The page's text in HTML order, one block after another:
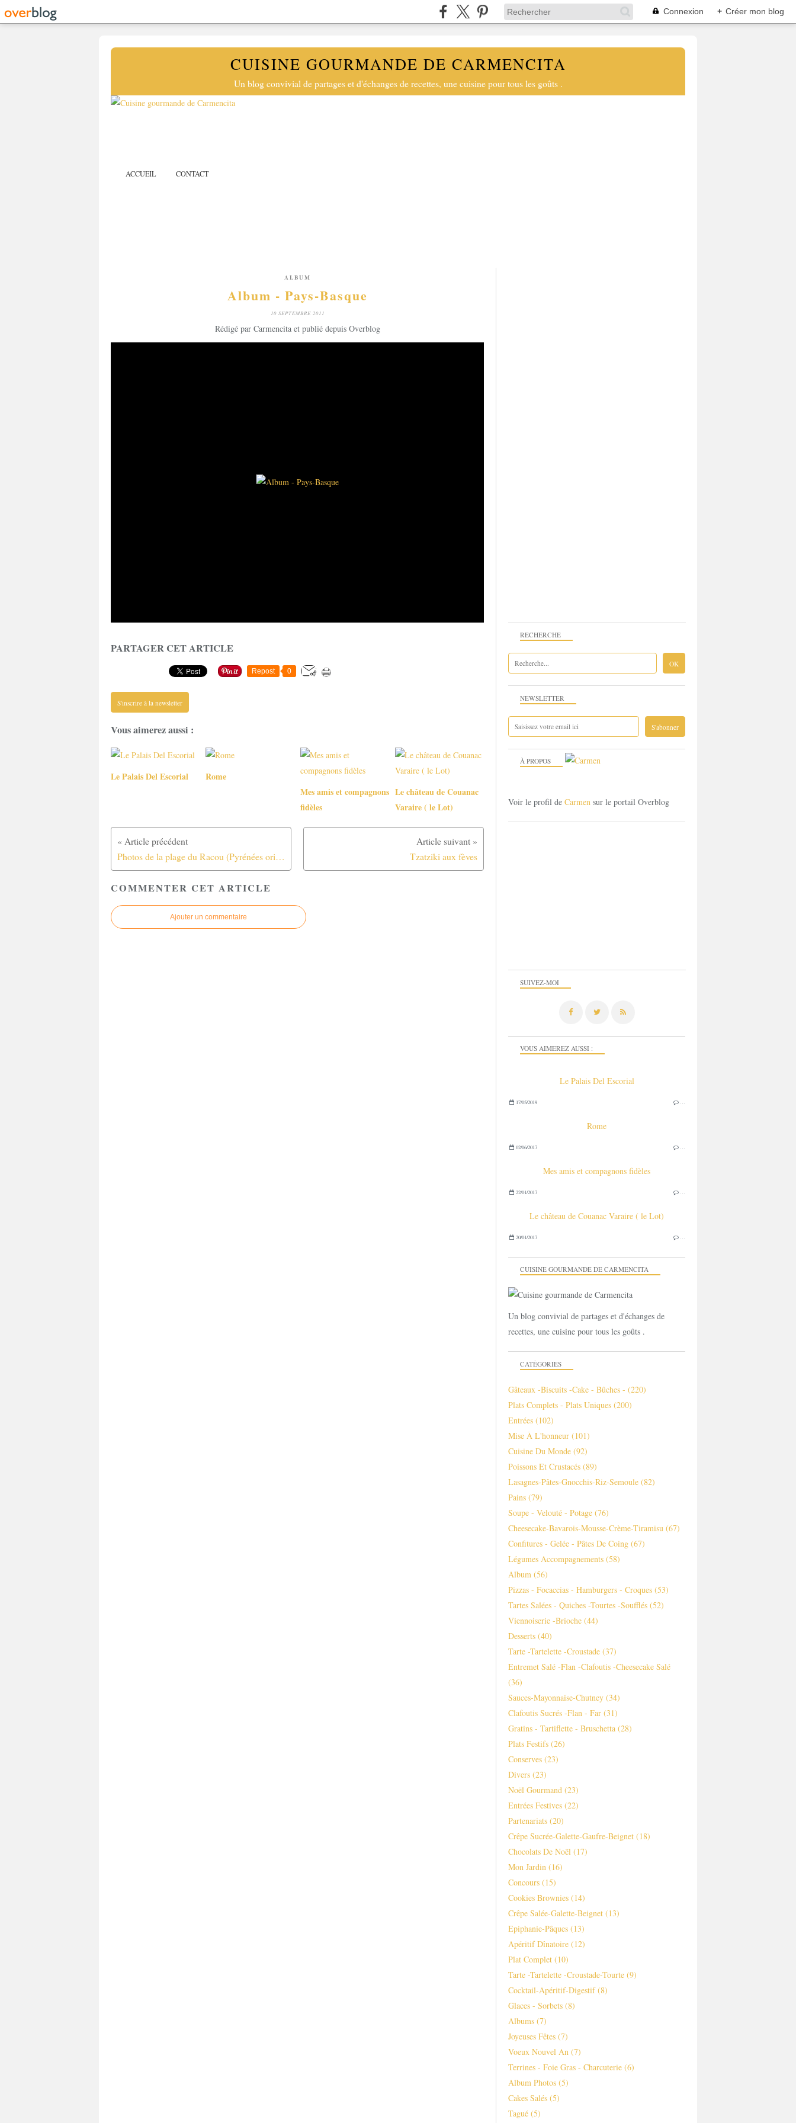
Connexion + Créer mon blog
CUISINE GOURMANDE DE CARMENCITA
Un blog convivial de partages et d'échanges de recettes, une cuisine pour tous les goûts .
ACCUEIL CONTACT
ALBUM
Album - Pays-Basque
10 SEPTEMBRE 2011
Rédigé par Carmencita et publié depuis Overblog
PARTAGER CET ARTICLE
Repost 0
S'inscrire à la newsletter
Vous aimerez aussi :
Le Palais Del Escorial
Rome
Mes amis et compagnons
fidèles
Le château de Couanac
Varaire ( le Lot)
Photos de la plage du Racou (Pyrénées orientales) Tzatziki aux fèves
COMMENTER CET ARTICLE
Ajouter un commentaire
NEWSLETTER
SUIVEZ-MOI
RECHERCHE
CUISINE GOURMANDE DE CARMENCITA
Un blog convivial de partages et d'échanges de
recettes, une cuisine pour tous les goûts .
À PROPOS
Voir le profil de Carmen sur le portail Overblog
VOUS AIMEREZ AUSSI :
Le Palais Del Escorial
17/05/2019
Rome
02/06/2017
Mes amis et compagnons fidèles
22/01/2017
Le château de Couanac Varaire ( le Lot)
20/01/2017
CATÉGORIES
Gâteaux -biscuits -cake - Bûches - (220)
Plats Complets - Plats Uniques (200)
Entrées (102)
Mise À L'honneur (101)
Cuisine Du Monde (92)
Poissons Et Crustacés (89)
Lasagnes-Pâtes-Gnocchis-Riz-Semoule (82)
Pains (79)
Soupe - Velouté - Potage (76)
Cheesecake-Bavarois-Mousse-Crème-Tiramisu (67)
Confitures - Gelée - Pâtes De Coing (67)
Légumes Accompagnements (58)
Album (56)
Pizzas - Focaccias - Hamburgers - Croques (53)
Tartes Salées - Quiches -tourtes -soufflés (52)
Viennoiserie -brioche (44)
Desserts (40)
Tarte -tartelette -croustade (37)
Entremet Salé -flan -clafoutis -cheesecake Salé
(36)
Sauces-Mayonnaise-Chutney (34)
Clafoutis Sucrés -flan - Far (31)
Gratins - Tartiflette - Bruschetta (28)
Plats Festifs (26)
Conserves (23)
Divers (23)
Noël Gourmand (23)
Entrées Festives (22)
Partenariats (20)
Crêpe Sucrée-Galette-Gaufre-Beignet (18)
Chocolats De Noël (17)
Mon Jardin (16)
Concours (15)
Cookies Brownies (14)
Crêpe Salée-Galette-Beignet (13)
Epiphanie-Pâques (13)
Apéritif Dînatoire (12)
Plat Complet (10)
Tarte -tartelette -croustade-Tourte (9)
Cocktail-Apéritif-Digestif(8)
Glaces - Sorbets (8)
Albums (7)
Joyeuses Fêtes (7)
Voeux Nouvel An (7)
Terrines - Foie Gras - Charcuterie (6)
Album Photos (5)
Cakes Salés (5)
Tagué (5)